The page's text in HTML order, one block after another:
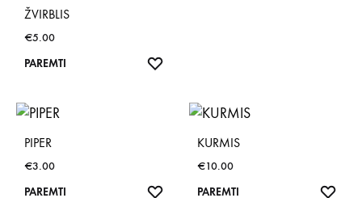
ŽVIRBLIS
€5.00
PAREMTI
PIPER
€3.00
PAREMTI
KURMIS
€10.00
PAREMTI